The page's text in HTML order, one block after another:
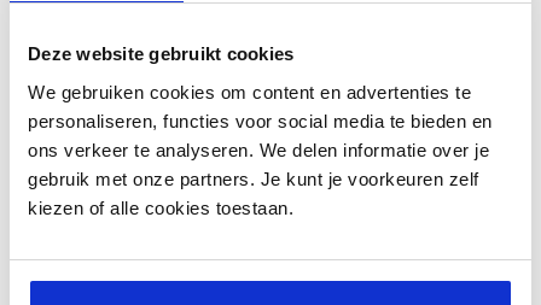
Deze website gebruikt cookies
We gebruiken cookies om content en advertenties te
personaliseren, functies voor social media te bieden en
ons verkeer te analyseren. We delen informatie over je
gebruik met onze partners. Je kunt je voorkeuren zelf
kiezen of alle cookies toestaan.
épine dans le pied de la plupart des propriétai...
EN SAVOIR PLUS
efficacement les déjections d’oiseaux incrustées sur